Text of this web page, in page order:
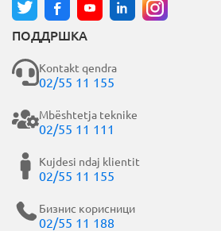
ПОДДРШКА
Kontakt qendra
02/55 11 155
Mbështetja teknike
02/55 11 111
Kujdesi ndaj klientit
02/55 11 155
Бизнис корисници
02/55 11 188